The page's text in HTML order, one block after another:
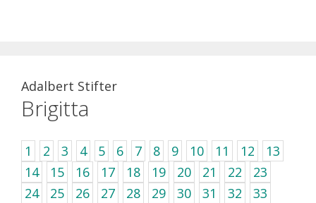
Adalbert Stifter
Brigitta
1 2 3 4 5 6 7 8 9 10 11 12
13
14
15 16 17 18 19 20 21 22
23
24
25 26 27 28 29 30 31 32
33